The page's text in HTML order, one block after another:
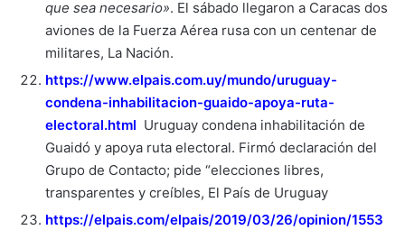
que sea necesario». El sábado llegaron a Caracas dos
aviones de la Fuerza Aérea rusa con un centenar de
militares, La Nación.
https://www.elpais.com.uy/mundo/uruguay-
condena-inhabilitacion-guaido-apoya-ruta-
electoral.html Uruguay condena inhabilitación de
Guaidó y apoya ruta electoral. Firmó declaración del
Grupo de Contacto; pide “elecciones libres,
transparentes y creíbles, El País de Uruguay
https://elpais.com/elpais/2019/03/26/opinion/1553